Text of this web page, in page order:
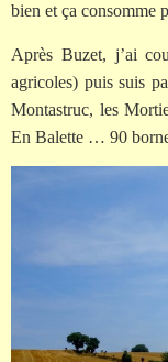
bien et ça consomme
Après Buzet, j’ai
agricoles) puis suis
Montastruc, les
En Balette … 90